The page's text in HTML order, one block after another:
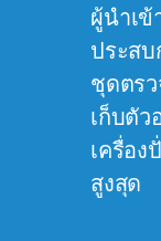
ผู้นำเ
ประส
ชุดตรว
เก็บตัว
เครื่อ
สูงสุด